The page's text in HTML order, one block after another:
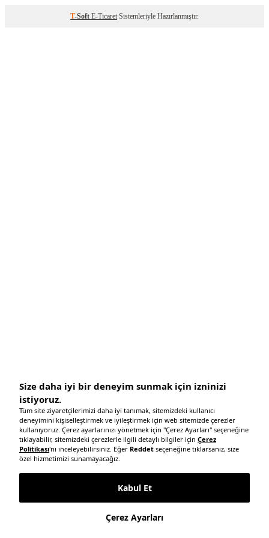
T-Soft E-Ticaret Sistemleriyle Hazırlanmıştır.